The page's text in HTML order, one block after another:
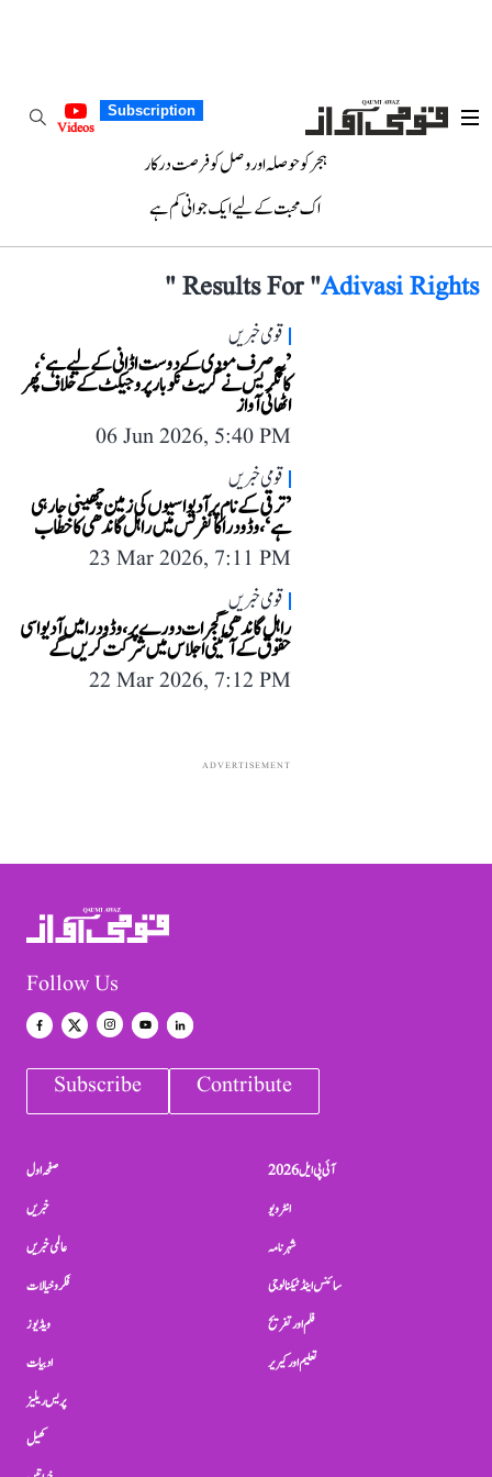
Subscription
Videos
ہجر کو حوصلہ اور وصل کو فرصت درکار
اک محبت کے لیے ایک جوانی کم ہے
Results For "Adivasi Rights
"
قومی خبریں
’یہ صرف مودی کے دوست اڈانی کے لیے ہے‘،
کانگریس نے گریٹ نکوبار پروجیکٹ کے خلاف پھر
اٹھائی آواز
06 Jun 2026, 5:40 PM
قومی خبریں
’ترقی کے نام پر آدیواسیوں کی زمین چھینی جا رہی
ہے‘، وڈودرا کانفرنس میں راہل گاندھی کا خطاب
23 Mar 2026, 7:11 PM
قومی خبریں
راہل گاندھی گجرات دورے پر، وڈودرا میں آدیواسی
حقوق کے آئینی اجلاس میں شرکت کریں گے
22 Mar 2026, 7:12 PM
ADVERTISEMENT
Follow Us
Subscribe Contribute
صفحہ اول
خبریں
عالمی خبریں
فکر و خیالات
ویڈیوز
ادبیات
پریس ریلیز
کھیل
آئی پی ایل 2026
انٹرویو
شہرنامہ
سائنس اینڈ ٹیکنالوجی
فلم اور تفریح
تعلیم اور کیریر